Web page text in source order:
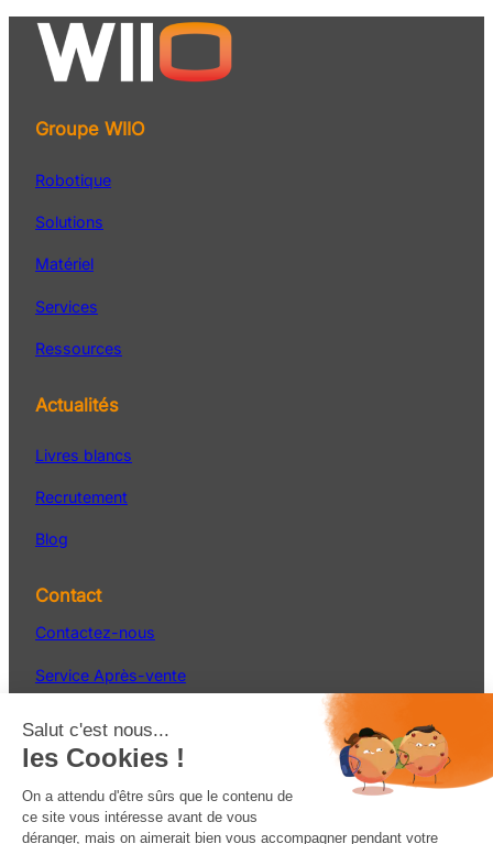
Groupe WIIO
Robotique
Solutions
Matériel
Services
Ressources
Actualités
Livres blancs
Recrutement
Blog
Contact
Contactez-nous
Service Après-vente